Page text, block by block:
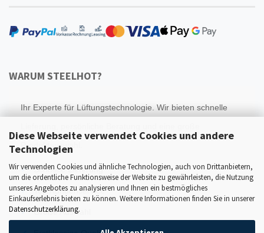
Diese Webseite verwendet Cookies und andere
Technologien
Wir verwenden Cookies und ähnliche Technologien, auch von Drittanbietern,
um die ordentliche Funktionsweise der Website zu gewährleisten, die Nutzung
unseres Angebotes zu analysieren und Ihnen ein bestmögliches
Einkaufserlebnis bieten zu können. Weitere Informationen finden Sie in unserer
Datenschutzerklärung.
WARUM STEELHOT?
Ihr Experte für Lüftungstechnologie. Wir bieten schnelle
Produktauswahl.
Schnelle Lieferung
Top Kundenservice
Große Auswahl